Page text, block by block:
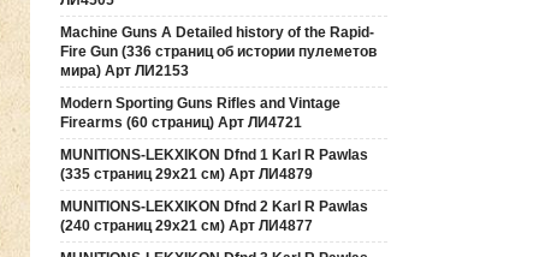
Machine Guns A Detailed history of the Rapid-
Fire Gun (336 страниц об истории пулеметов
мира) Арт ЛИ2153
Modern Sporting Guns Rifles and Vintage
Firearms (60 страниц) Арт ЛИ4721
MUNITIONS-LEKXIKON Dfnd 1 Karl R Pawlas
(335 страниц 29х21 см) Арт ЛИ4879
MUNITIONS-LEKXIKON Dfnd 2 Karl R Pawlas
(240 страниц 29х21 см) Арт ЛИ4877